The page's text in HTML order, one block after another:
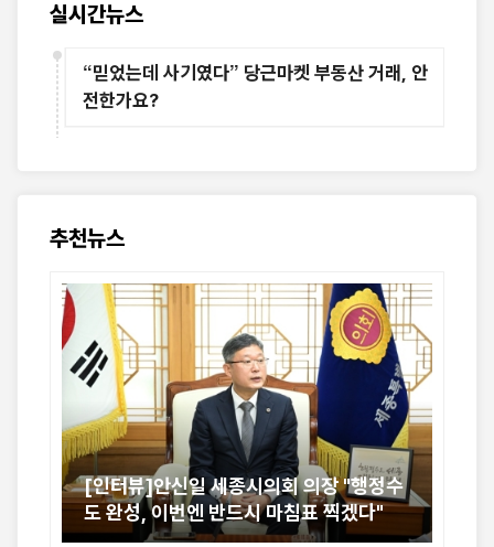
실시간뉴스
“믿었는데 사기였다” 당근마켓 부동산 거래, 안
전한가요?
추천뉴스
[인터뷰]안신일 세종시의회 의장 "행정수
도 완성, 이번엔 반드시 마침표 찍겠다"